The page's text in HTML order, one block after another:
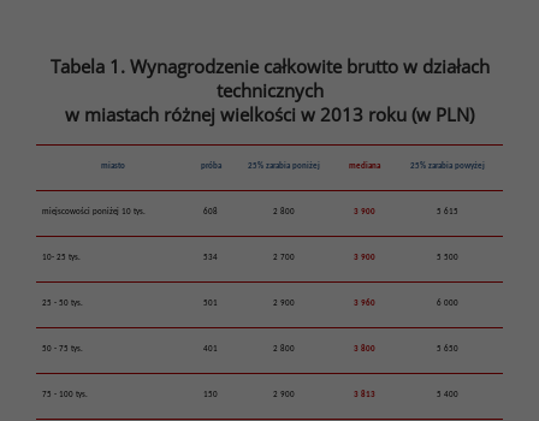
Tabela 1. Wynagrodzenie całkowite brutto w działach
technicznych
w miastach różnej wielkości w 2013 roku (w PLN)
miasto próba 25% zarabia poniżej mediana 25% zarabia powyżej
miejscowości poniżej 10 tys. 608 2 800 3 900 5 615
10- 25 tys. 534 2 700 3 900 5 500
25 - 50 tys. 501 2 900 3 960 6 000
50 - 75 tys. 401 2 800 3 800 5 650
75 - 100 tys. 150 2 900 3 813 5 400